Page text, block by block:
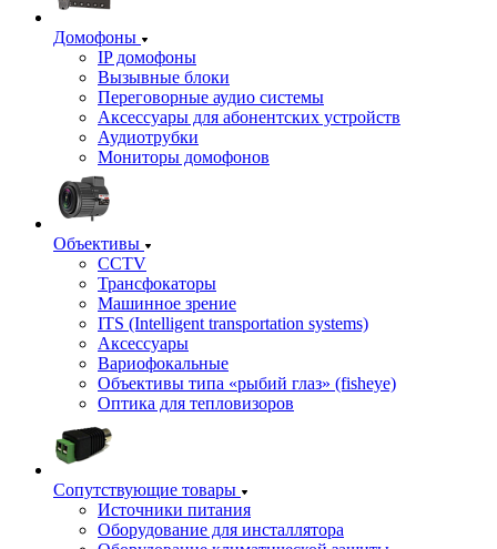
Домофоны
IP домофоны
Вызывные блоки
Переговорные аудио системы
Аксессуары для абонентских устройств
Аудиотрубки
Мониторы домофонов
Объективы
CCTV
Трансфокаторы
Машинное зрение
ITS (Intelligent transportation systems)
Аксессуары
Вариофокальные
Объективы типа «рыбий глаз» (fisheye)
Оптика для тепловизоров
Сопутствующие товары
Источники питания
Оборудование для инсталлятора